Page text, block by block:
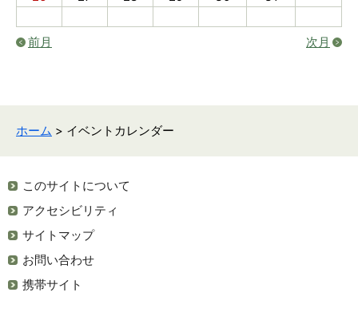
前月 次月
ホーム > イベントカレンダー
このサイトについて
アクセシビリティ
サイトマップ
お問い合わせ
携帯サイト